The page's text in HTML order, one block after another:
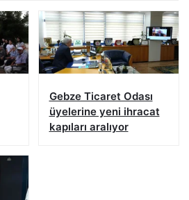
Gebze Ticaret Odası
üyelerine yeni ihracat
kapıları aralıyor